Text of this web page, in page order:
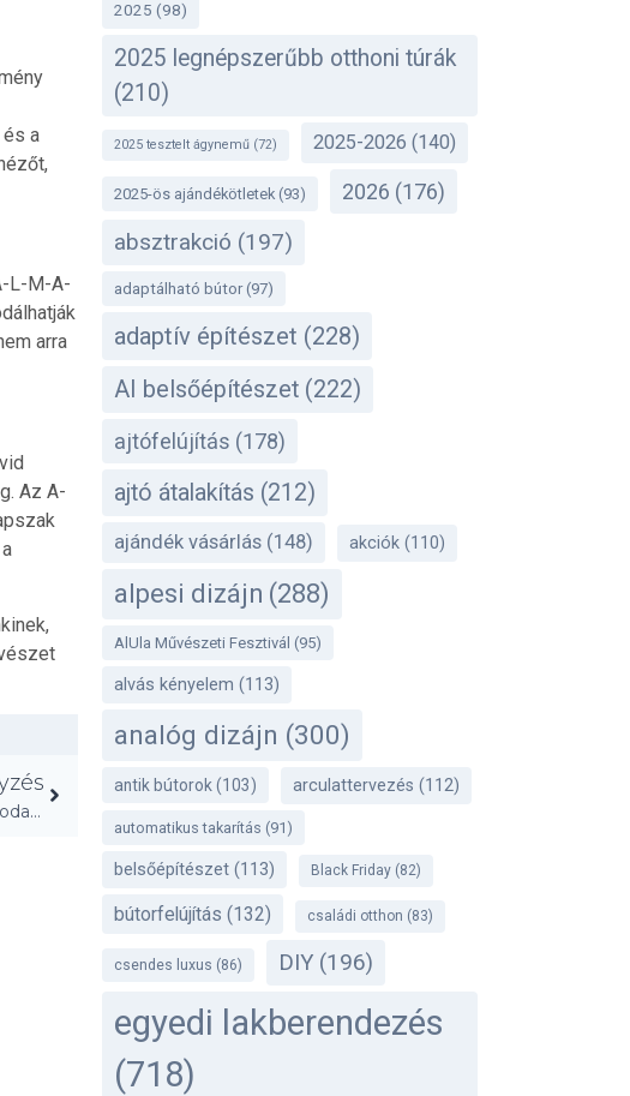
a
L-M-A-
arra
Az A-
Felesleges fát alakít át a 1-1 architects: ház és iroda Japánban!
2025 (98)
2025 legnépszerűbb otthoni túrák
(210)
2025 tesztelt ágynemű(72) 2025-2026 (140)
2025-ös ajándékötletek(93) 2026 (176)
absztrakció (197)
adaptálható bútor(97)
adaptív építészet (228)
AI belsőépítészet(222)
ajtófelújítás (178)
ajtó átalakítás (212)
ajándék vásárlás(148) akciók(110)
alpesi dizájn (288)
AlUla Művészeti Fesztivál (95)
alvás kényelem (113)
analóg dizájn (300)
antik bútorok (103) arculattervezés (112)
automatikus takarítás (91)
belsőépítészet(113) Black Friday(82)
bútorfelújítás (132) családi otthon (83)
csendes luxus (86) DIY(196)
egyedi lakberendezés
(718)